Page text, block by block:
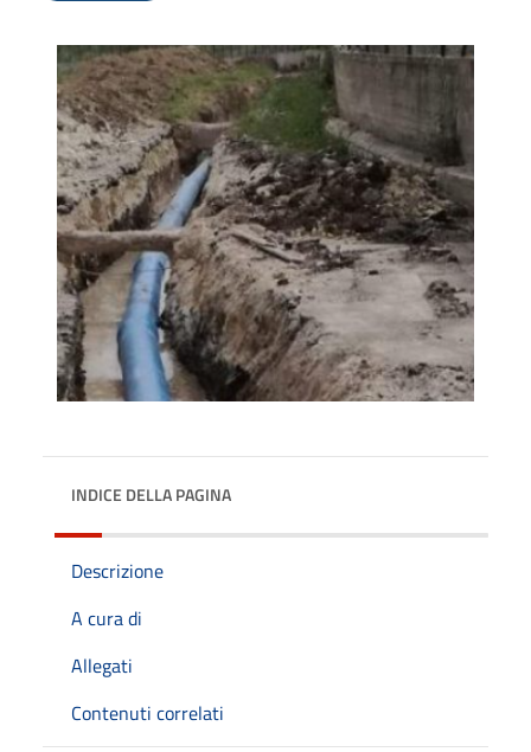
INDICE DELLA PAGINA
Descrizione
A cura di
Allegati
Contenuti correlati